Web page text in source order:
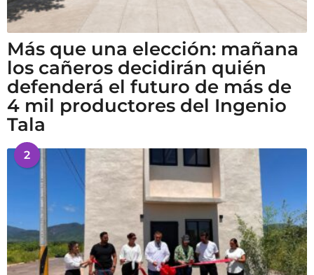
Más que una elección: mañana
los cañeros decidirán quién
defenderá el futuro de más de
4 mil productores del Ingenio
Tala
2